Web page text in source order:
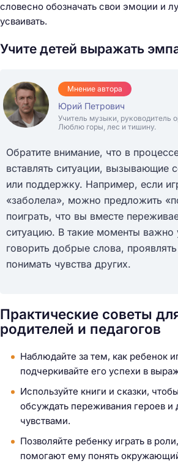
словесно обозначать свои эмоции и
усваивать.
Учите детей выражать
Мнение автора
Юрий Петрович
Учитель музыки, руководитель
Люблю горы, лес и тишину.
Обратите внимание, что в
вставлять ситуации, вызывающие
или поддержку. Например, если
«заболела», можно предложить
поиграть, что вы вместе
ситуацию. В такие моменты важно
говорить добрые слова,
понимать чувства других.
Практические советы
родителей и педагогов
Наблюдайте за тем, как ребенок
подчеркивайте его успехи в
Используйте книги и сказки,
обсуждать переживания героев и
чувствами.
Позволяйте ребенку играть в
помогают ему понять